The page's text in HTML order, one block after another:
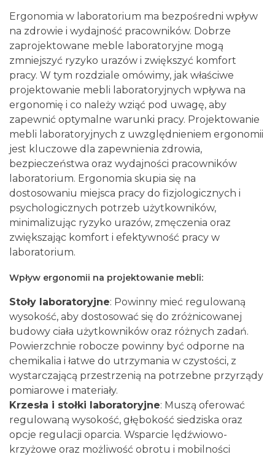
Ergonomia w laboratorium ma bezpośredni wpływ
na zdrowie i wydajność pracowników. Dobrze
zaprojektowane meble laboratoryjne mogą
zmniejszyć ryzyko urazów i zwiększyć komfort
pracy. W tym rozdziale omówimy, jak właściwe
projektowanie mebli laboratoryjnych wpływa na
ergonomię i co należy wziąć pod uwagę, aby
zapewnić optymalne warunki pracy. Projektowanie
mebli laboratoryjnych z uwzględnieniem ergonomii
jest kluczowe dla zapewnienia zdrowia,
bezpieczeństwa oraz wydajności pracowników
laboratorium. Ergonomia skupia się na
dostosowaniu miejsca pracy do fizjologicznych i
psychologicznych potrzeb użytkowników,
minimalizując ryzyko urazów, zmęczenia oraz
zwiększając komfort i efektywność pracy w
laboratorium.
Wpływ ergonomii na projektowanie mebli:
Stoły laboratoryjne: Powinny mieć regulowaną
wysokość, aby dostosować się do zróżnicowanej
budowy ciała użytkowników oraz różnych zadań.
Powierzchnie robocze powinny być odporne na
chemikalia i łatwe do utrzymania w czystości, z
wystarczającą przestrzenią na potrzebne przyrządy
pomiarowe i materiały.
Krzesła i stołki laboratoryjne: Muszą oferować
regulowaną wysokość, głębokość siedziska oraz
opcje regulacji oparcia. Wsparcie lędźwiowo-
krzyżowe oraz możliwość obrotu i mobilności